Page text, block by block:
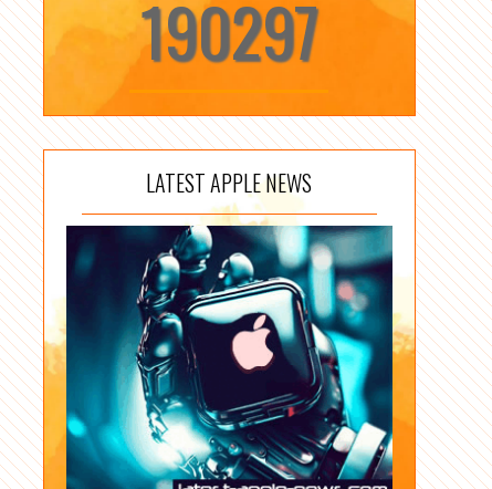
190297
LATEST APPLE NEWS